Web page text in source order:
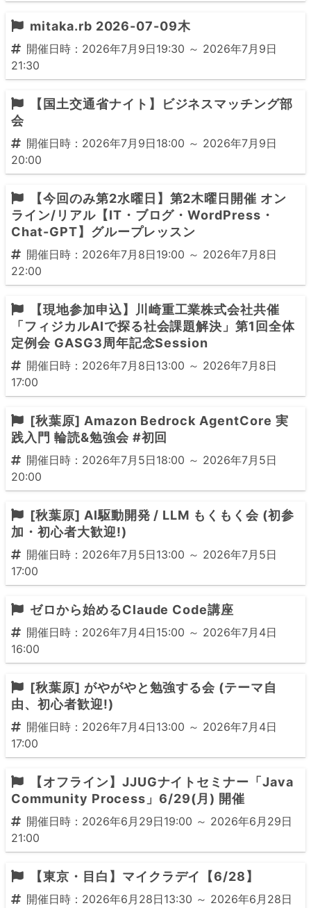
mitaka.rb 2026-07-09木
開催日時：2026年7月9日19:30 ～ 2026年7月9日
21:30
【国土交通省ナイト】ビジネスマッチング部
会
開催日時：2026年7月9日18:00 ～ 2026年7月9日
20:00
【今回のみ第2水曜日】第2木曜日開催 オン
ライン/リアル【IT・ブログ・WordPress・
Chat-GPT】グループレッスン
開催日時：2026年7月8日19:00 ～ 2026年7月8日
22:00
【現地参加申込】川崎重工業株式会社共催
「フィジカルAIで探る社会課題解決」第1回全体
定例会 GASG3周年記念Session
開催日時：2026年7月8日13:00 ～ 2026年7月8日
17:00
[秋葉原] Amazon Bedrock AgentCore 実
践入門 輪読&勉強会 #初回
開催日時：2026年7月5日18:00 ～ 2026年7月5日
20:00
[秋葉原] AI駆動開発 / LLM もくもく会 (初参
加・初心者大歓迎!)
開催日時：2026年7月5日13:00 ～ 2026年7月5日
17:00
ゼロから始めるClaude Code講座
開催日時：2026年7月4日15:00 ～ 2026年7月4日
16:00
[秋葉原] がやがやと勉強する会 (テーマ自
由、初心者歓迎!)
開催日時：2026年7月4日13:00 ～ 2026年7月4日
17:00
【オフライン】JJUGナイトセミナー「Java
Community Process」6/29(月) 開催
開催日時：2026年6月29日19:00 ～ 2026年6月29日
21:00
【東京・目白】マイクラデイ【6/28】
開催日時：2026年6月28日13:30 ～ 2026年6月28日